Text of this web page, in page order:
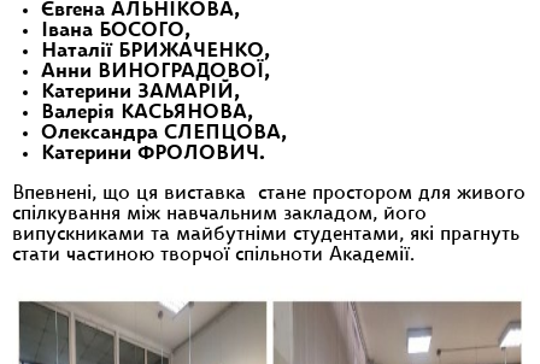
Євгена АЛЬНІКОВА,
Івана БОСОГО,
Наталії БРИЖАЧЕНКО,
Анни ВИНОГРАДОВОЇ,
Катерини ЗАМАРІЙ,
Валерія КАСЬЯНОВА,
Олександра СЛЕПЦОВА,
Катерини ФРОЛОВИЧ.
Впевнені, що ця виставка стане простором для живого
спілкування між навчальним закладом, його
випускниками та майбутніми студентами, які прагнуть
стати частиною творчої спільноти Академії.